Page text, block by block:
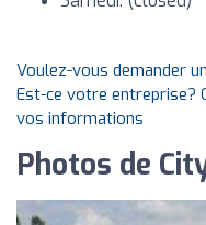
Voulez-vous demander
Est-ce votre entreprise?
vos informations
Photos de